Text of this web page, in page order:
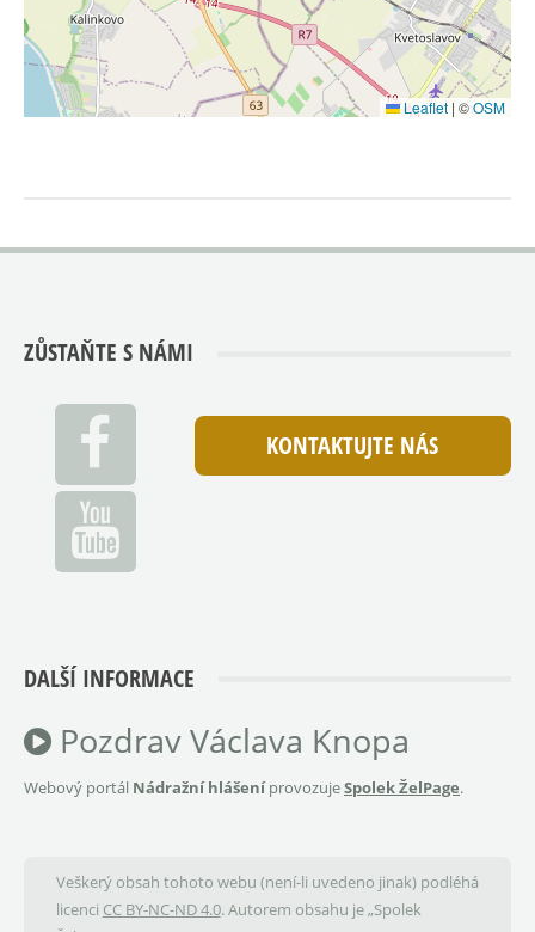
Leaflet | ©OSM
ZŮSTAŇTE S NÁMI
KONTAKTUJTE NÁS
DALŠÍ INFORMACE
Pozdrav Václava Knopa
Webový portál Nádražní hlášeníprovozujeSpolek ŽelPage.
Veškerý obsah tohoto webu (není-li uvedeno jinak) podléhá
licenci CC BY-NC-ND 4.0. Autorem obsahu je „Spolek